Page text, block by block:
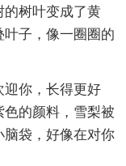
的树叶变成了黄
子，像一圈圈的
迎你，长得更好
的颜料，雪梨被
袋，好像在对你